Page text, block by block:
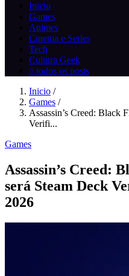
Inicio
Games
Animes
Cinema e Series
Tech
Cultura Geek
// todos os posts
Inicio /
Games /
Assassin’s Creed: Black
Verifi...
Games
Assassin’s Creed:
será Steam Deck
2026